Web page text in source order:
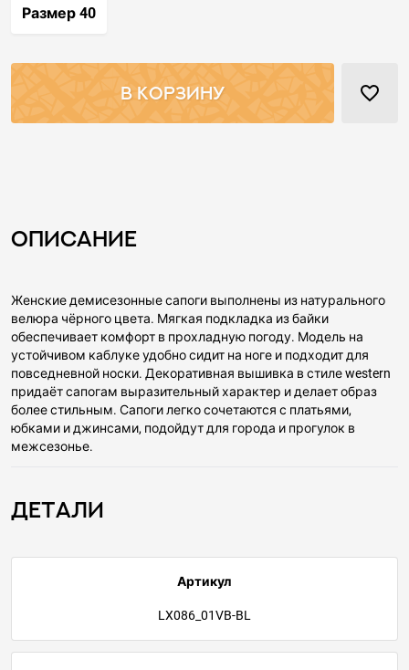
Размер 40
В КОРЗИНУ favorite_border
Описание
Женские демисезонные сапоги выполнены из натурального
велюра чёрного цвета. Мягкая подкладка из байки
обеспечивает комфорт в прохладную погоду. Модель на
устойчивом каблуке удобно сидит на ноге и подходит для
повседневной носки. Декоративная вышивка в стиле western
придаёт сапогам выразительный характер и делает образ
более стильным. Сапоги легко сочетаются с платьями,
юбками и джинсами, подойдут для города и прогулок в
межсезонье.
Детали
Артикул
LX086_01VB-BL